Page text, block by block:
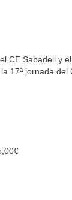
CE Sabadell y
17ª jornada del